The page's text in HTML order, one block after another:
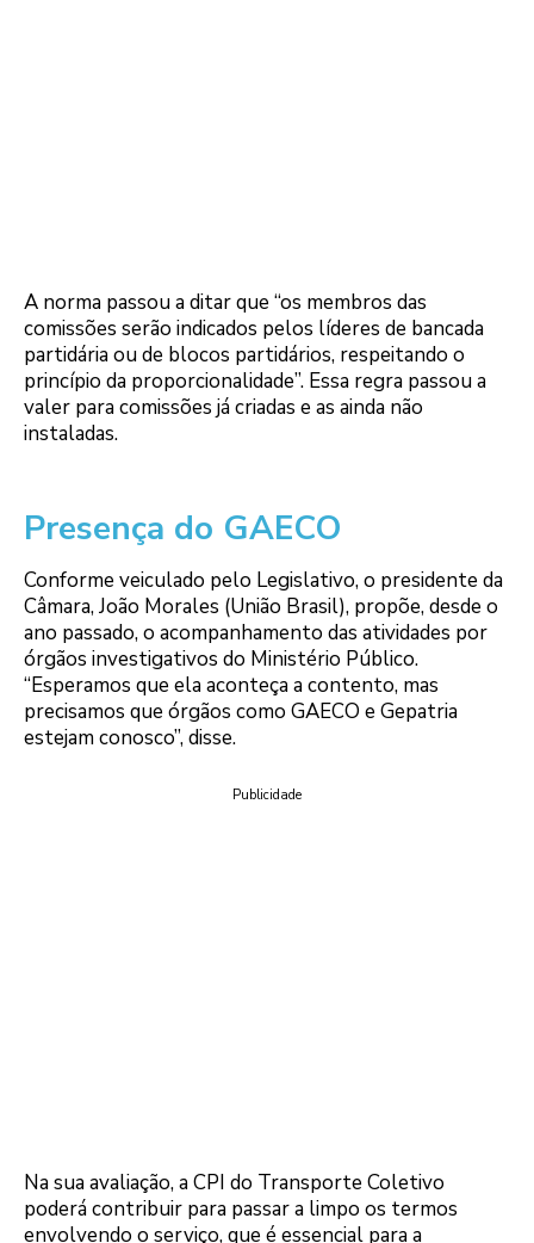
A norma passou a ditar que “os membros das
comissões serão indicados pelos líderes de bancada
partidária ou de blocos partidários, respeitando o
princípio da proporcionalidade”. Essa regra passou a
valer para comissões já criadas e as ainda não
instaladas.
Presença do GAECO
Conforme veiculado pelo Legislativo, o presidente da
Câmara, João Morales (União Brasil), propõe, desde o
ano passado, o acompanhamento das atividades por
órgãos investigativos do Ministério Público.
“Esperamos que ela aconteça a contento, mas
precisamos que órgãos como GAECO e Gepatria
estejam conosco”, disse.
Publicidade
Na sua avaliação, a CPI do Transporte Coletivo
poderá contribuir para passar a limpo os termos
envolvendo o serviço, que é essencial para a